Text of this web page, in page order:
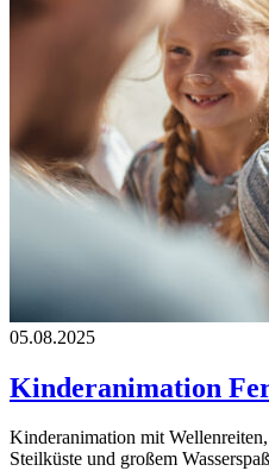
05.08.2025
Kinderanimation
Kinderanimation mit
Steilküste und großem